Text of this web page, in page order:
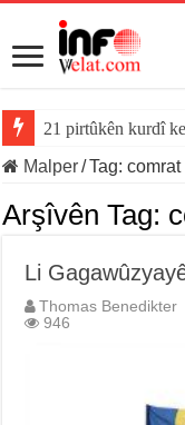
21 pirtûkên kurdî
Malper/Tag:comrat
Arşîvên Tag:
Li
Thomas Benedikter
946